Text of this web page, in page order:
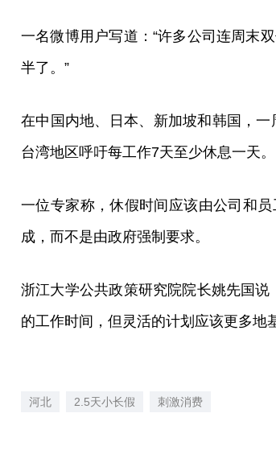
一名微博用户写道：“许多公司连周末
半了。”
在中国内地、日本、新加坡和韩国，
台湾地区呼吁每工作7天至少休息一天。
一位专家称，休假时间应该由公司和
成，而不是由政府强制要求。
浙江大学公共政策研究院院长姚先国
的工作时间，但灵活的计划应该更多地
河北 2.5天小长假 刺激消费